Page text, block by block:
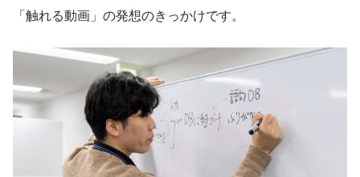
「触れる動画」の発想のきっかけです。